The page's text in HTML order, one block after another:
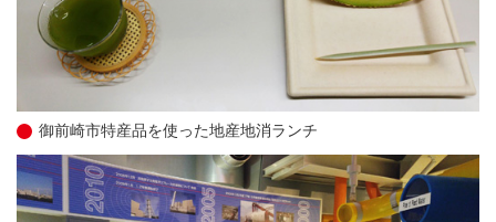
御前崎市特産品を使った地産地消ランチ